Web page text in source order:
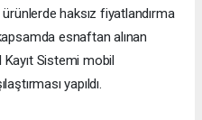
haksız fiyatlandırma
esnaftan alınan
Kayıt Sistemi mobil
yapıldı.